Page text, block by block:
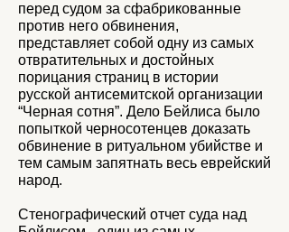
перед судом за сфабрикованные
против него обвинения,
представляет собой одну из самых
отвратительных и достойных
порицания страниц в истории
русской антисемитской организации
“Черная сотня”. Дело Бейлиса было
попыткой черносотенцев доказать
обвинение в ритуальном убийстве и
тем самым запятнать весь еврейский
народ.
Стенографический отчет суда над